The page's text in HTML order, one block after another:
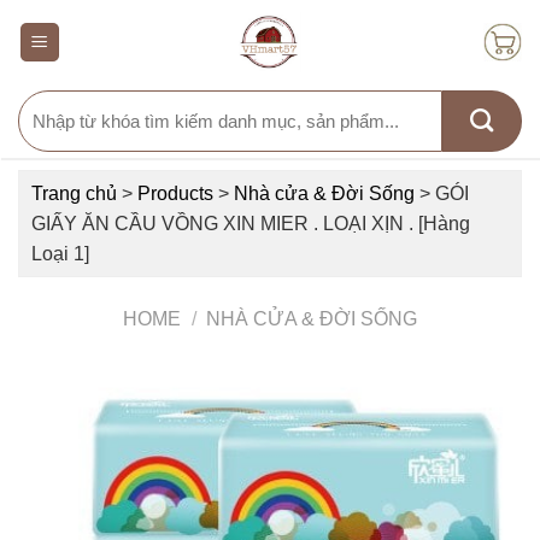
Search
for:
Trang chủ > Products > Nhà cửa & Đời Sống > GÓI
GIẤY ĂN CẦU VỒNG XIN MIER . LOẠI XỊN . [Hàng
Loại 1]
HOME / NHÀ CỬA & ĐỜI SỐNG